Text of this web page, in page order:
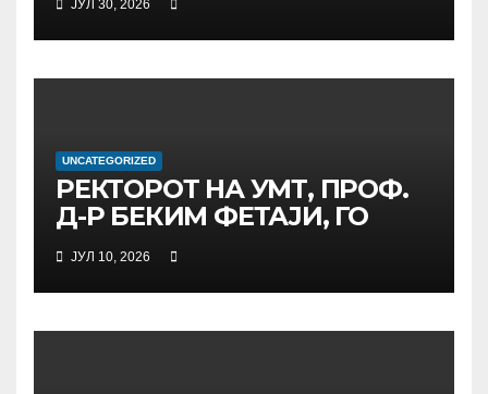
ТЕРЕЗА“ ВО СКОПЈЕ ЈА
ПРЕДВОДИ
МЕЃУНАРОДНАТА
ОБРАЗОВАНИЕ И
ГЛОБАЛНО ГРАЃАНСТВО
ЈУЛ 30, 2026
UNCATEGORIZED
РЕКТОРОТ НА УМТ, ПРОФ.
Д-Р БЕКИМ ФЕТАЈИ, ГО
ПРЕЧЕКА НА ОФИЦИЈАЛНА
СРЕДБА ГЕНЕРАЛНИОТ
ДИРЕКТОР НА АД МЕПСО,
Д-Р БУРИМ ЛАТИФИ
ЈУЛ 10, 2026